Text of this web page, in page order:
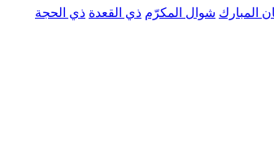
المبارك شوال المكرّم ذي القعدة ذي الحجة